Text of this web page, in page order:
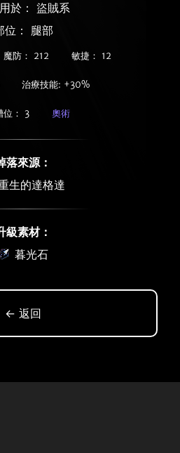
於： 盜賊系
位： 腿部
魔防： 212 敏捷： 12
治療技能: +30%
位： 3 奧術
落來源：
生的達格達
級素材：
暮光石
← 返回